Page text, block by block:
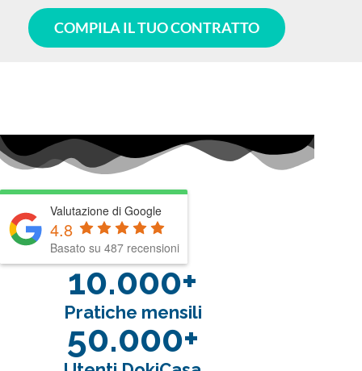
COMPILA IL TUO CONTRATTO
Valutazione di Google
4.8
Basato su 487 recensioni
10.000+
Pratiche mensili
50.000+